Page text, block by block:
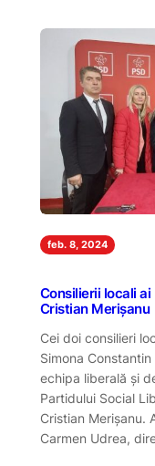
feb. 8, 2024
Consilierii locali
Cristian Merișanu
Cei doi consilieri
Simona
echipa liberală și
Partidului Social
Cristian Merișanu.
Carmen Udrea,